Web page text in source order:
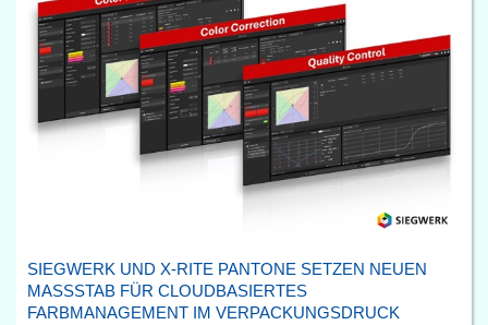
SIEGWERK UND X-RITE PANTONE SETZEN NEUEN
MASSSTAB FÜR CLOUDBASIERTES F
ARBMANAGEMENT IM VERPACKUNGSDRUCK